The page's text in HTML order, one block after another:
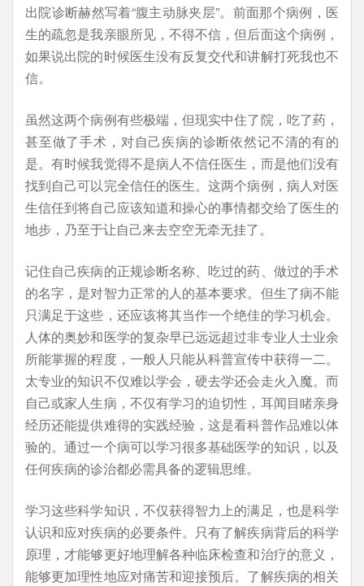
出院诊断赫然写着“腹主动脉夹层”。前面那个病例，医
生的疏忽是我亲眼所见，不得不信，但后面这个病例，
如果说出院的时候医生没有反复交代和讲解打死我也不
信。
虽然这两个病例有些极端，但现实中住了院，吃了药，
甚至做了手术，对自己疾病的诊断依然记不清的有的
是。有时候我觉得不是病人不信任医生，而是他们没有
找到自己可以完全信任的医生。这两个病例，病人对医
生信任到将自己应该知道和操心的事情都交给了医生的
地步，乃至于让自己来去空空无牵无挂了。
记住自己疾病的正规诊断名称、吃过的药、做过的手术
的名字，是对智力正常的人的基本要求。但生了病不能
只满足于这些，还应该将其当作一个绝佳的学习机会。
人体的奥妙和医学的复杂早已远远超过非专业人士业余
所能掌握的程度，一般人只能从科普宣传中获得一二。
太专业的知识不仅难以学会，硬去学还会走火入魔。而
自己或家人生病，不仅有学习的迫切性，耳闻目睹亲身
经历还能提供难得的实践经验，这是看科普作品难以体
验的。通过一个病可以学习很多基础医学的知识，以及
任何疾病的诊治都必需具备的逻辑思维。
学习这些科学知识，不仅获得智力上的满足，也是科学
认识和应对疾病的必要条件。只有了解疾病背后的科学
原理，才能够更好地理解各种临床检查和治疗的意义，
能够更加理性地应对痛苦和迎接预后。了解疾病的相关